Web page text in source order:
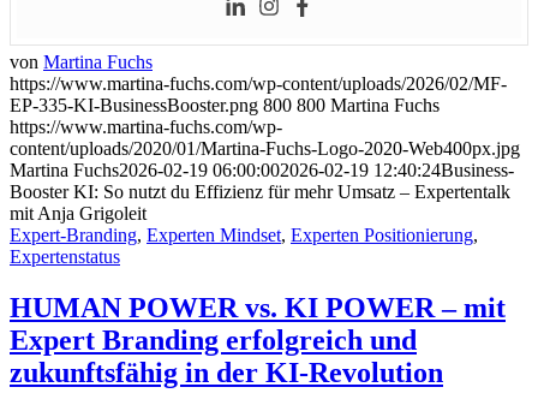
von Martina Fuchs
https://www.martina-fuchs.com/wp-content/uploads/2026/02/MF-
EP-335-KI-BusinessBooster.png 800 800 Martina Fuchs
https://www.martina-fuchs.com/wp-
content/uploads/2020/01/Martina-Fuchs-Logo-2020-Web400px.jpg
Martina Fuchs2026-02-19 06:00:002026-02-19 12:40:24Business-
Booster KI: So nutzt du Effizienz für mehr Umsatz – Expertentalk
mit Anja Grigoleit
Expert-Branding, Experten Mindset, Experten Positionierung,
Expertenstatus
HUMAN POWER vs. KI POWER – mit
Expert Branding erfolgreich und
zukunftsfähig in der KI-Revolution